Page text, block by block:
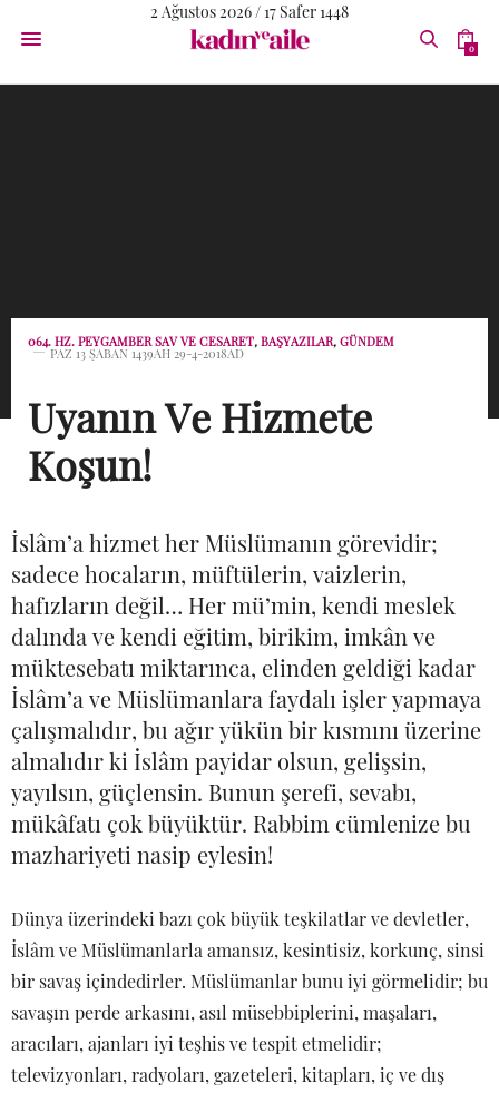
2 Ağustos 2026 / 17 Safer 1448
0
064. HZ. PEYGAMBER SAV VE CESARET, BAŞYAZILAR, GÜNDEM
PAZ 13 ŞABAN 1439AH 29-4-2018AD
Uyanın Ve Hizmete
Koşun!
İslâm’a hizmet her Müslümanın görevidir;
sadece hocaların, müftülerin, vaizlerin,
hafızların değil… Her mü’min, kendi meslek
dalında ve kendi eğitim, birikim, imkân ve
müktesebatı miktarınca, elinden geldiği kadar
İslâm’a ve Müslümanlara faydalı işler yapmaya
çalışmalıdır, bu ağır yükün bir kısmını üzerine
almalıdır ki İslâm payidar olsun, gelişsin,
yayılsın, güçlensin. Bunun şerefi, sevabı,
mükâfatı çok büyüktür. Rabbim cümlenize bu
mazhariyeti nasip eylesin!
Dünya üzerindeki bazı çok büyük teşkilatlar ve devletler,
İslâm ve Müslümanlarla amansız, kesintisiz, korkunç, sinsi
bir savaş içindedirler. Müslümanlar bunu iyi görmelidir; bu
savaşın perde arkasını, asıl müsebbiplerini, maşaları,
aracıları, ajanları iyi teşhis ve tespit etmelidir;
televizyonları, radyoları, gazeteleri, kitapları, iç ve dış